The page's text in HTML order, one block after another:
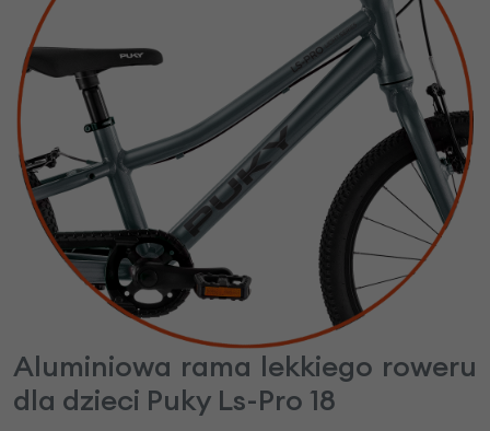
Aluminiowa rama lekkiego roweru
dla dzieci Puky Ls-Pro 18